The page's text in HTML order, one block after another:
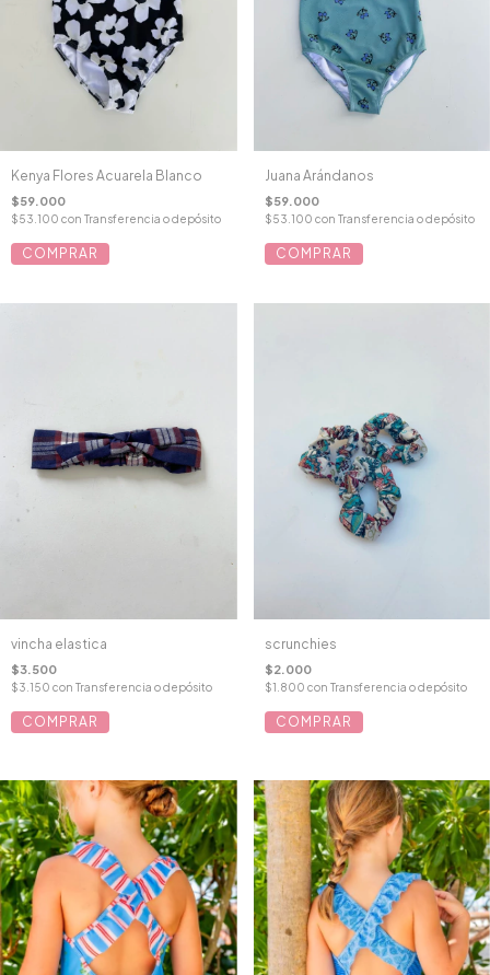
Kenya Flores Acuarela Blanco
$59.000
$53.100 con Transferencia o depósito
COMPRAR
Juana Arándanos
$59.000
$53.100 con Transferencia o depósito
COMPRAR
vincha elastica
$3.500
$3.150 con Transferencia o depósito
scrunchies
$2.000
$1.800 con Transferencia o depósito